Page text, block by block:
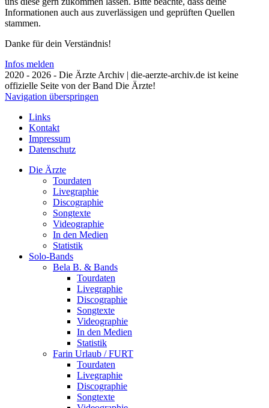
Informationen auch aus zuverlässigen und geprüften Quellen
stammen.
Danke für dein Verständnis!
Infos melden
2020 - 2026 - Die Ärzte Archiv | die-aerzte-archiv.de ist keine
offizielle Seite von der Band Die Ärzte!
Navigation überspringen
Links
Kontakt
Impressum
Datenschutz
Die Ärzte
Tourdaten
Livegraphie
Discographie
Songtexte
Videographie
In den Medien
Statistik
Solo-Bands
Bela B. & Bands
Tourdaten
Livegraphie
Discographie
Songtexte
Videographie
In den Medien
Statistik
Farin Urlaub / FURT
Tourdaten
Livegraphie
Discographie
Songtexte